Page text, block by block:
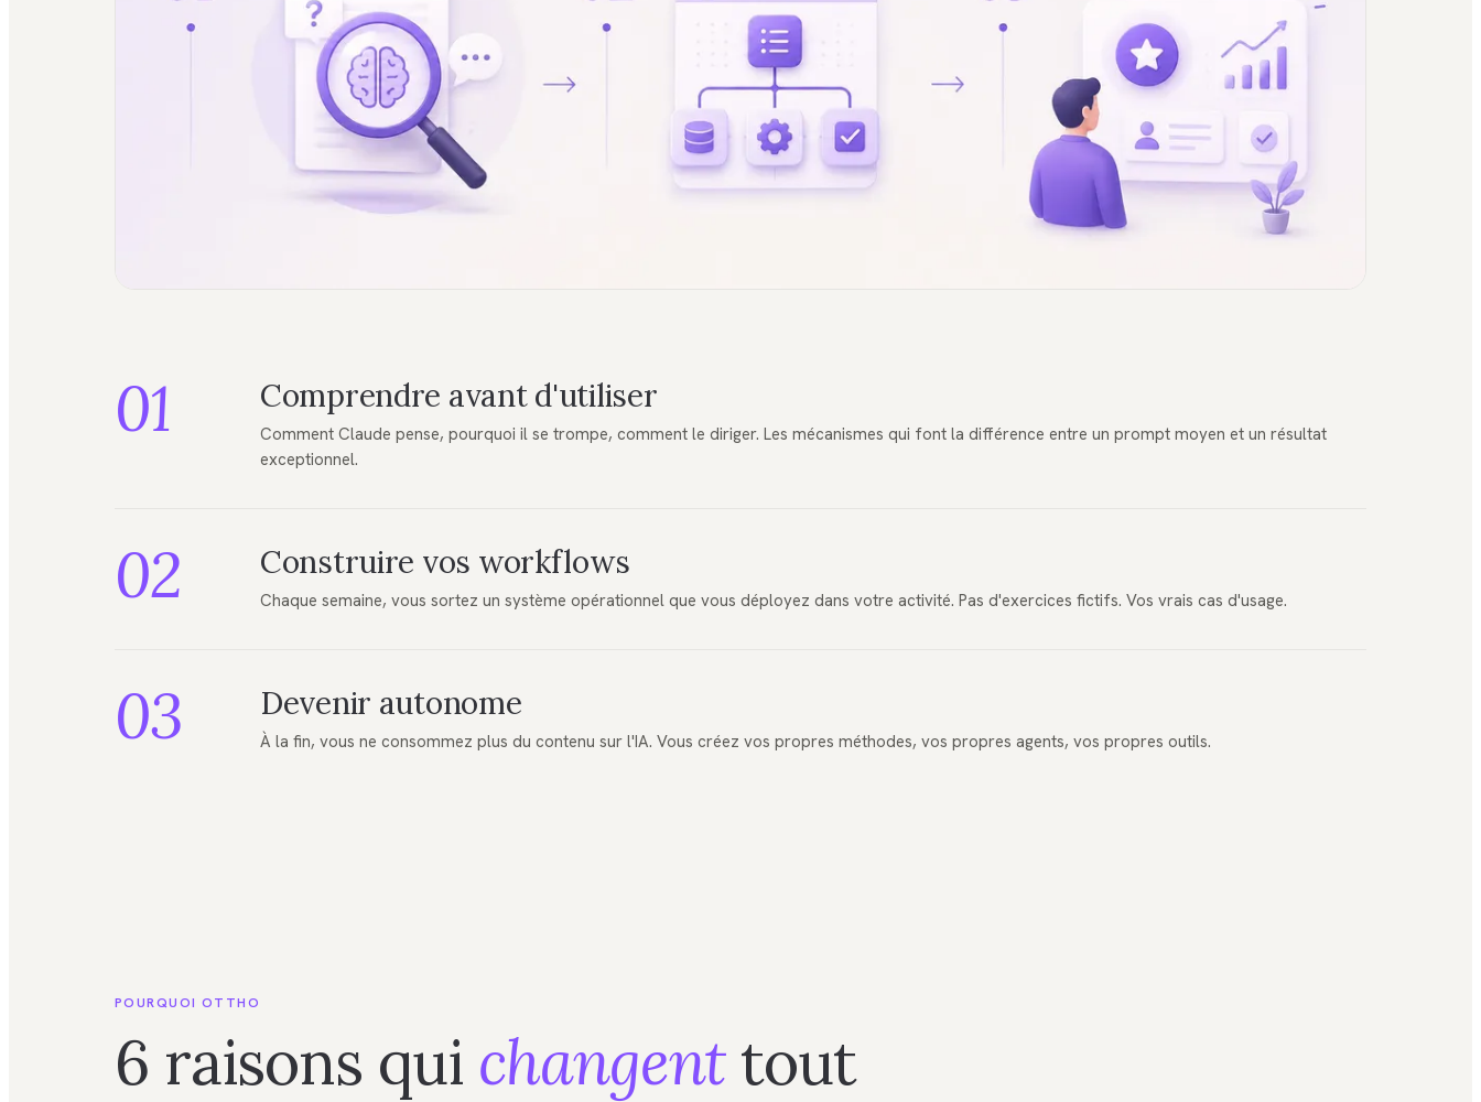
01 Comprendre avant d'utiliser
Comment Claude pense, pourquoi il se trompe, comment le diriger. Les mécanismes qui font la différence entre un prompt moyen et un résultat
exceptionnel.
02 Construire vos workflows
Chaque semaine, vous sortez un système opérationnel que vous déployez dans votre activité. Pas d'exercices fictifs. Vos vrais cas d'usage.
03 Devenir autonome
À la fin, vous ne consommez plus du contenu sur l'IA. Vous créez vos propres méthodes, vos propres agents, vos propres outils.
POURQUOI OTTHO
6 raisons qui changenttout